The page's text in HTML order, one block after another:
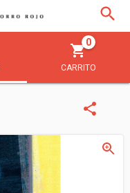
CARRITO
0